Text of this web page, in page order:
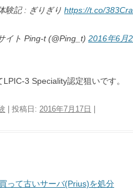
験記 : ぎりぎり https://t.co/
イト Ping-t (@Ping_t) 2016年6月
3 Speciality認定狙いです。
| 投稿日: 2016年7月17日
って古いサーバ(Prius)を処分